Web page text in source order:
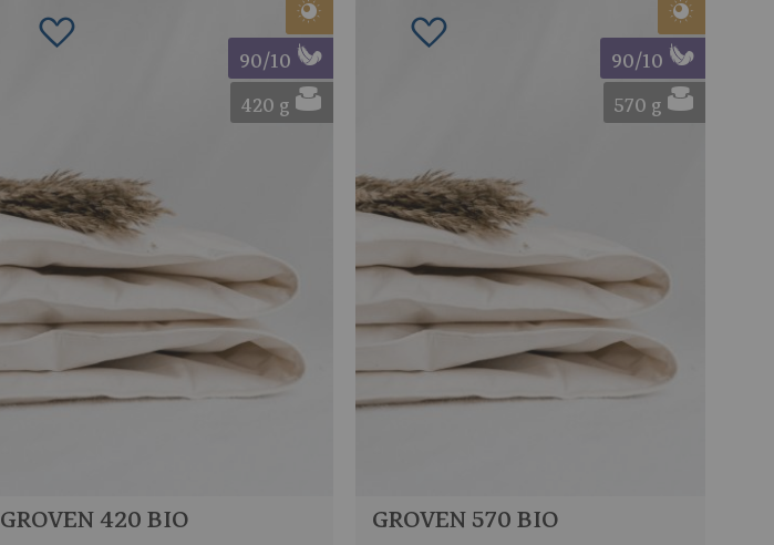
90/10
420 g
GROVEN 420 BIO
Zur Wunschliste hinzufügen
90/10
570 g
GROVEN 570 BIO
Zur Wunschliste hinzufügen